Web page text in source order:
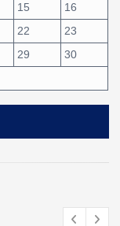
15
16
22
23
29
30